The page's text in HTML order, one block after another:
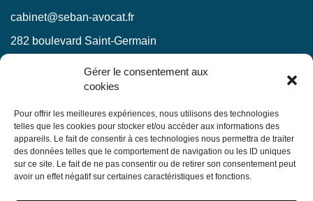
Gérer le consentement aux
cookies
Pour offrir les meilleures expériences, nous utilisons des technologies
telles que les cookies pour stocker et/ou accéder aux informations des
appareils. Le fait de consentir à ces technologies nous permettra de traiter
des données telles que le comportement de navigation ou les ID uniques
sur ce site. Le fait de ne pas consentir ou de retirer son consentement peut
avoir un effet négatif sur certaines caractéristiques et fonctions.
cabinet@seban-avocat.fr
282 boulevard Saint-Germain
RESTEZ INFORMÉS !
Ne manquez pas nos actualités juridiques.